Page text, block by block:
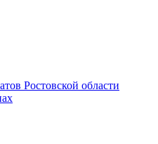
Ростовской области